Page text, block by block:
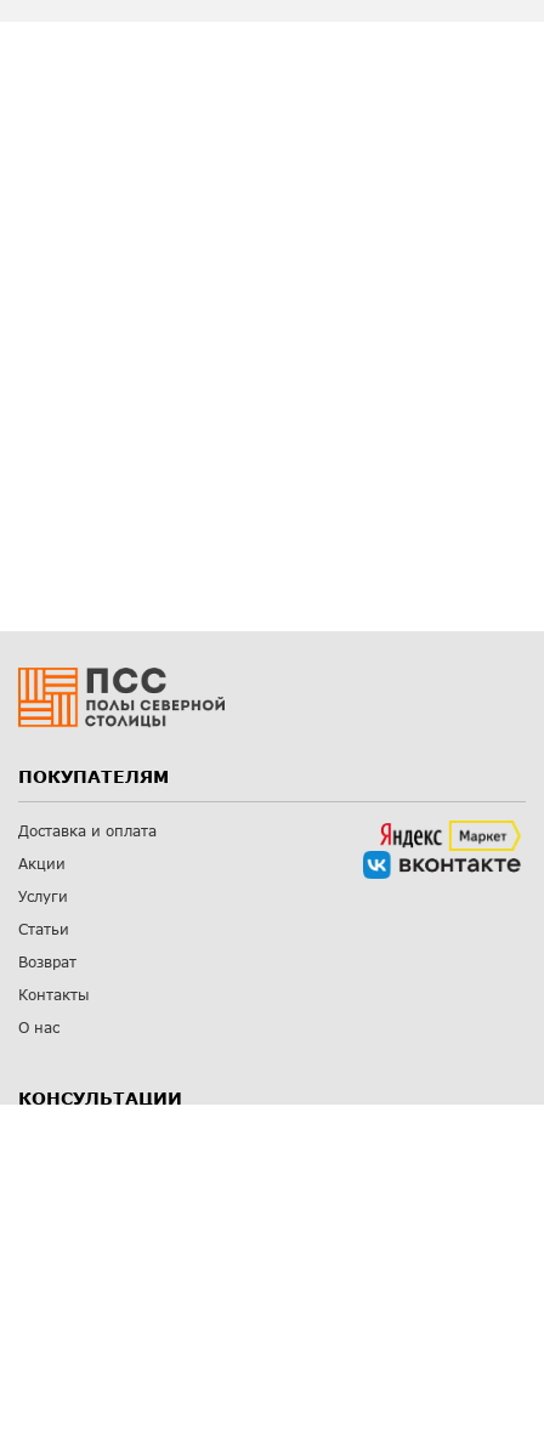
ПОКУПАТЕЛЯМ
Доставка и оплата
Акции
Услуги
Статьи
Возврат
Контакты
О нас
КОНСУЛЬТАЦИИ